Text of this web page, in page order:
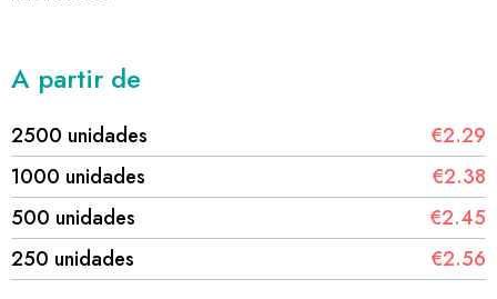
A partir de
2500 unidades
€2.29
1000 unidades
€2.38
500 unidades
€2.45
250 unidades
€2.56